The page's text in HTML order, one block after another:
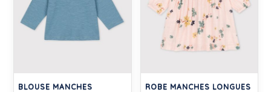
BLOUSE MANCHES
ROBE MANCHES LONGUES